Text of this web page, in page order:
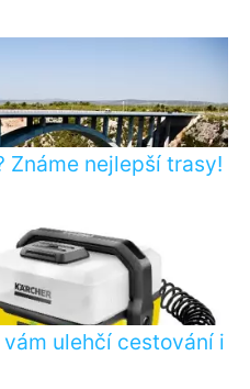
Známe nejlepší trasy!
ulehčí cestování i